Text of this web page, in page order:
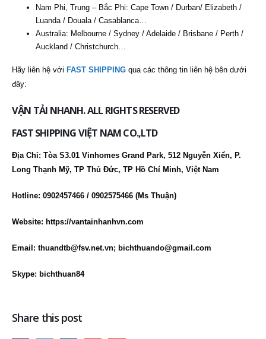
Nam Phi, Trung – Bắc Phi: Cape Town / Durban/ Elizabeth /
Luanda / Douala / Casablanca…
Australia: Melbourne / Sydney / Adelaide / Brisbane / Perth /
Auckland / Christchurch…
Hãy liên hệ với FAST SHIPPING qua các thông tin liên hệ bên dưới
đây:
VẬN TẢI NHANH. ALL RIGHTS RESERVED
FAST SHIPPING VIỆT NAM CO.,LTD
Địa Chỉ: Tòa S3.01 Vinhomes Grand Park, 512 Nguyễn Xiển, P.
Long Thạnh Mỹ, TP Thủ Đức, TP Hồ Chí Minh, Việt Nam
Hotline: 0902457466 / 0902575466 (Ms Thuận)
Website: https://vantainhanhvn.com
Email: thuandtb@fsv.net.vn; bichthuando@gmail.com
Skype: bichthuan84
Share this post